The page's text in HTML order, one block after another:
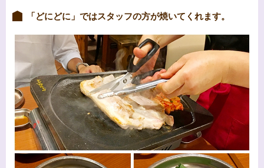
「どにどに」ではスタッフの方が焼いてくれます。